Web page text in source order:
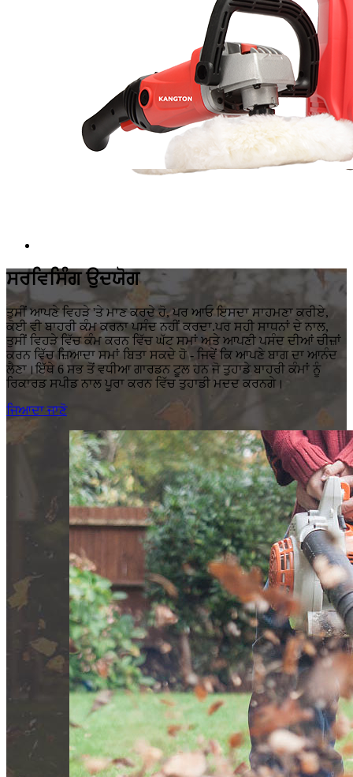
ਸਰਵਿਸਿੰਗ ਉਦਯੋਗ
ਤੁਸੀਂ ਆਪਣੇ ਵਿਹੜੇ 'ਤੇ ਮਾਣ ਕਰਦੇ ਹੋ, ਪਰ ਆਓ ਇਸਦਾ ਸਾਹਮਣਾ ਕਰੀਏ,
ਕੋਈ ਵੀ ਬਾਹਰੀ ਕੰਮ ਕਰਨਾ ਪਸੰਦ ਨਹੀਂ ਕਰਦਾ.ਪਰ ਸਹੀ ਸਾਧਨਾਂ ਦੇ ਨਾਲ,
ਤੁਸੀਂ ਵਿਹੜੇ ਵਿੱਚ ਕੰਮ ਕਰਨ ਵਿੱਚ ਘੱਟ ਸਮਾਂ ਅਤੇ ਆਪਣੀ ਪਸੰਦ ਦੀਆਂ ਚੀਜ਼ਾਂ
ਕਰਨ ਵਿੱਚ ਜ਼ਿਆਦਾ ਸਮਾਂ ਬਿਤਾ ਸਕਦੇ ਹੋ - ਜਿਵੇਂ ਕਿ ਆਪਣੇ ਬਾਗ ਦਾ ਆਨੰਦ
ਲੈਣਾ।ਇੱਥੇ 6 ਸਭ ਤੋਂ ਵਧੀਆ ਗਾਰਡਨ ਟੂਲ ਹਨ ਜੋ ਤੁਹਾਡੇ ਬਾਹਰੀ ਕੰਮਾਂ ਨੂੰ
ਰਿਕਾਰਡ ਸਪੀਡ ਨਾਲ ਪੂਰਾ ਕਰਨ ਵਿੱਚ ਤੁਹਾਡੀ ਮਦਦ ਕਰਨਗੇ।
ਜਿਆਦਾ ਜਾਣੋ